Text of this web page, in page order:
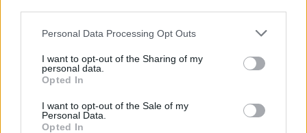
Personal Data Processing Opt Outs
I want to opt-out of the Sharing of my
personal data.
Opted In
I want to opt-out of the Sale of my
Personal Data.
Opted In
Referiu ainda que “caso a construção da academia da AFVR seja
uma realidade, trará com certeza, maior dinamismo ao distrito,
ao concelho, aos clubes, a todos os agentes desportivos e a toda
António Silva terminou a sua intervenção “agradeço aos clubes o